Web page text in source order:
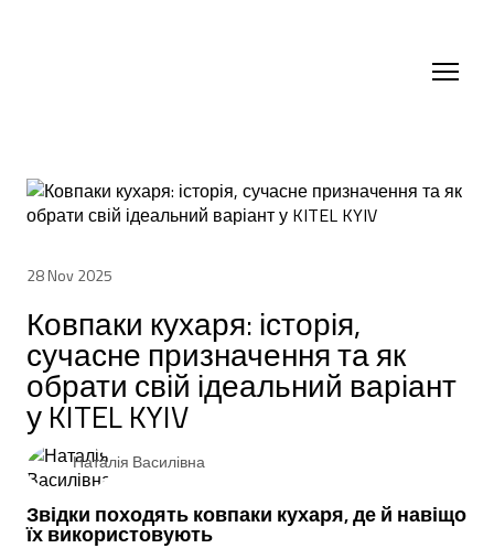
28 Nov 2025
Ковпаки кухаря: історія,
сучасне призначення та як
обрати свій ідеальний варіант
у KITEL KYIV
Наталія Василівна
Звідки походять ковпаки кухаря, де й навіщо
їх використовують